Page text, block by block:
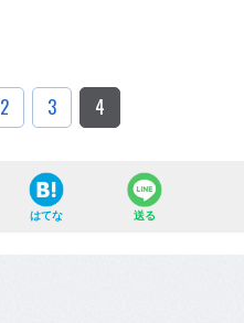
2 3 4
はてな 送る